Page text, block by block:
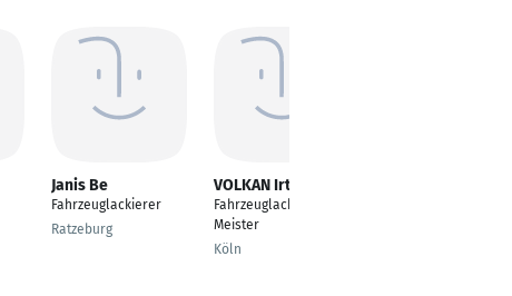
Janis Be
Fahrzeuglackierer
Ratzeburg
VOLKAN Irtem
Fahrzeuglackierer
Meister
Köln